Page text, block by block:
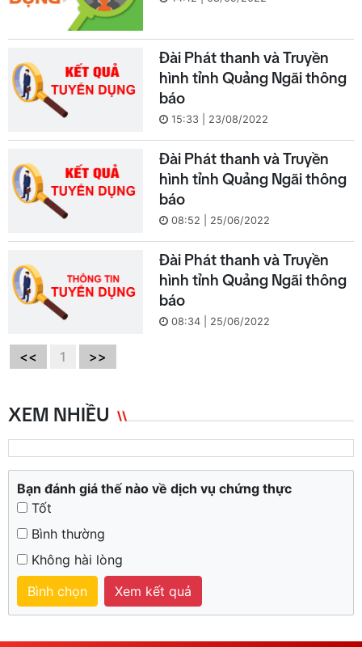
Đài Phát thanh và Truyền
hình tỉnh Quảng Ngãi thông
báo
15:33 | 23/08/2022
Đài Phát thanh và Truyền
hình tỉnh Quảng Ngãi thông
báo
08:52 | 25/06/2022
Đài Phát thanh và Truyền
hình tỉnh Quảng Ngãi thông
báo
08:34 | 25/06/2022
<< 1 >>
XEM NHIỀU
Bạn đánh giá thế nào về dịch vụ chứng thực
Tốt
Bình thường
Không hài lòng
Bình chọn
Xem kết quả